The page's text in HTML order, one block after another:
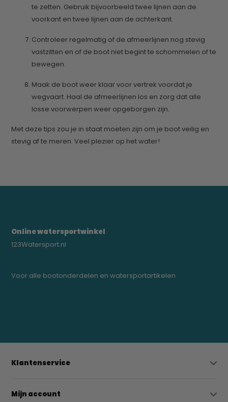
te zetten. Gebruik bijvoorbeeld twee lijnen aan de
voorkant en twee lijnen aan de achterkant.
Controleer regelmatig of de afmeerlijnen nog stevig
vastzitten en of de boot niet begint te schommelen of te
bewegen.
Maak de boot weer klaar voor vertrek voordat je
wegvaart. Haal de afmeerlijnen los en zorg dat alle
losse voorwerpen weer opgeborgen zijn.
Met deze tips zou je in staat moeten zijn om je boot veilig en
stevig af te meren. Veel plezier op het water!
Online watersportwinkel
123Watersport.nl
Voor alle bootonderdelen en watersportartikelen
Klantenservice
Mijn account